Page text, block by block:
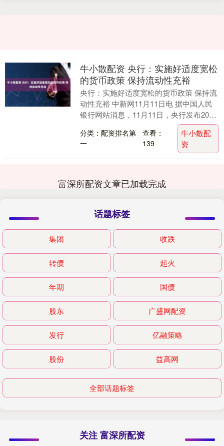
牛小散配资 央行：实施好适度宽松
的货币政策 保持流动性充裕
央行：实施好适度宽松的货币政策 保持流
动性充裕 中新网11月11日电 据中国人民
银行网站消息，11月11日，央行发布2025
年第三季度中国货币政策执行报告。报
告....
分类：配资排名第
一
查看：
139
牛小散配
资
富深所配资文章已加载完成
话题标签
集团 收跌
转债 起火
年期 国债
股东 广盛网配资
发行 亿融策略
股份 益高网
全部话题标签
关注 富深所配资